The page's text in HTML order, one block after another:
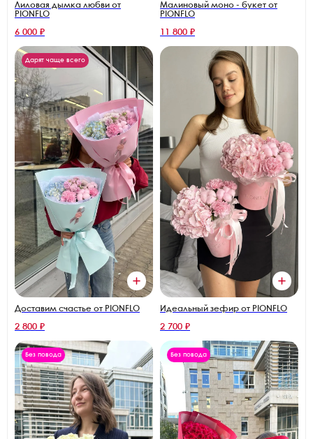
Лиловая дымка любви от
PIONFLO
6 000 ₽
Малиновый моно - букет от
PIONFLO
11 800 ₽
Дарят чаще всего
Доставим счастье от PIONFLO
2 800 ₽
Идеальный зефир от PIONFLO
2 700 ₽
Без повода Без повода